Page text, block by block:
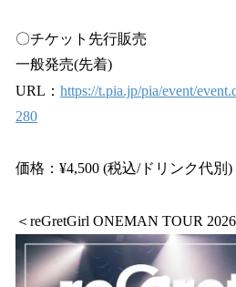
〇チケット先行販売
一般発売(先着)
URL： https://t.pia.jp/pia/event/
280
価格：¥4,500 (税込/ドリンク代別)
＜reGretGirl ONEMAN TOUR